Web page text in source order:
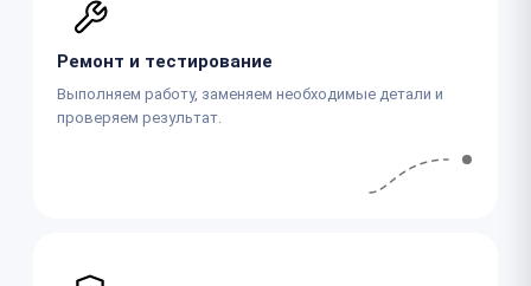
Ремонт и тестирование
Выполняем работу, заменяем необходимые детали и
проверяем результат.